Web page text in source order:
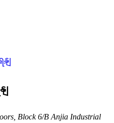
ျ
Block 6/B Anjia Industrial